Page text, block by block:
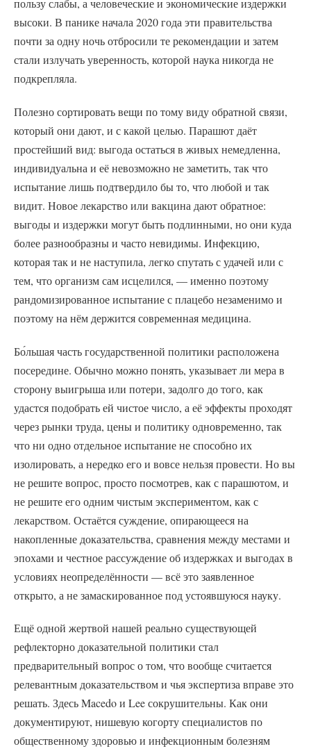
пользу слабы, а человеческие и экономические издержки
высоки. В панике начала 2020 года эти правительства
почти за одну ночь отбросили те рекомендации и затем
стали излучать уверенность, которой наука никогда не
подкрепляла.
Полезно сортировать вещи по тому виду обратной связи,
который они дают, и с какой целью. Парашют даёт
простейший вид: выгода остаться в живых немедленна,
индивидуальна и её невозможно не заметить, так что
испытание лишь подтвердило бы то, что любой и так
видит. Новое лекарство или вакцина дают обратное:
выгоды и издержки могут быть подлинными, но они куда
более разнообразны и часто невидимы. Инфекцию,
которая так и не наступила, легко спутать с удачей или с
тем, что организм сам исцелился, — именно поэтому
рандомизированное испытание с плацебо незаменимо и
поэтому на нём держится современная медицина.
Бо́льшая часть государственной политики расположена
посередине. Обычно можно понять, указывает ли мера в
сторону выигрыша или потери, задолго до того, как
удастся подобрать ей чистое число, а её эффекты проходят
через рынки труда, цены и политику одновременно, так
что ни одно отдельное испытание не способно их
изолировать, а нередко его и вовсе нельзя провести. Но вы
не решите вопрос, просто посмотрев, как с парашютом, и
не решите его одним чистым экспериментом, как с
лекарством. Остаётся суждение, опирающееся на
накопленные доказательства, сравнения между местами и
эпохами и честное рассуждение об издержках и выгодах в
условиях неопределённости — всё это заявленное
открыто, а не замаскированное под устоявшуюся науку.
Ещё одной жертвой нашей реально существующей
рефлекторно доказательной политики стал
предварительный вопрос о том, что вообще считается
релевантным доказательством и чья экспертиза вправе это
решать. Здесь Macedo и Lee сокрушительны. Как они
документируют, нишевую когорту специалистов по
общественному здоровью и инфекционным болезням